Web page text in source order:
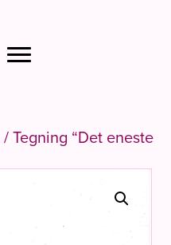
/ Tegning “Det eneste